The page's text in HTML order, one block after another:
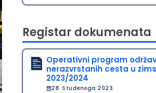
Registar dokumenata
Operativni program
nerazvrstanih cesta u
2023/2024
28. Studenoga 2023.